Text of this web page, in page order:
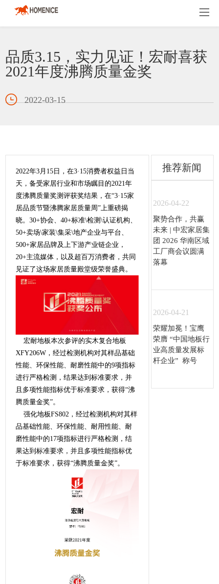
品质3.15，实力见证！宏耐喜获
2021年度沸腾质量金奖
2022-03-15
2022年3月15日，在3·15消费者权益日当
天，备受家居行业和市场瞩目的2021年
度沸腾质量奖测评获奖结果，在“3·15家
居品质节暨沸腾家居质量周”上重磅揭
晓。30+协会、40+标准\检测\认证机构、
50+卖场\家装\集采\地产企业与平台、
500+家居品牌及上下游产业链企业，
20+主流媒体，以及超百万消费者，共同
见证了这场家居质量殿堂级荣誉盛典。
宏耐地板本次参评的实木复合地板
XFY206W，经过检测机构对其样品基础
性能、环保性能、耐磨性能中的9项指标
进行严格检测，结果达到标准要求，并
且多项性能指标优于标准要求，获得“沸
腾质量金奖”。
强化地板FS802，经过检测机构对其样
品基础性能、环保性能、耐用性能、耐
磨性能中的17项指标进行严格检测，结
果达到标准要求，并且多项性能指标优
于标准要求，获得“沸腾质量金奖”。
推荐新闻
2026-04-22
聚势合作，共赢
未来 | 中宏家居集
团 2026 华南区域
工厂商会议圆满
落幕
2026-04-21
荣耀加冕！宝鹰
荣膺 “中国地板行
业高质量发展标
杆企业” 称号